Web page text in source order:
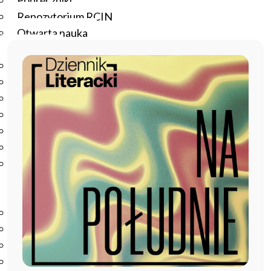
Repozytorium RCIN
Otwarta nauka
Studia podyplomowe
Szkolenia
Szkoła Doktorska Anthropos
Erasmus
Olimpiada Literatury i Języka Polskiego
Olimpiada Literatury i Języka Polskiego dla Szkół
Podstawowych
Biblioteka
O bibliotece
Godziny otwarcia
Katalog
Nowości